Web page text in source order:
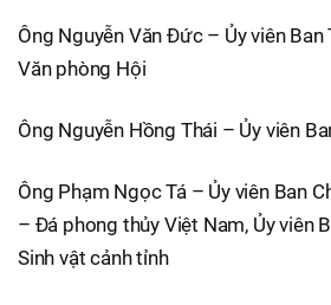
Ông Nguyễn Văn Đức – Ủy viên Ban
Văn phòng Hội
Ông Nguyễn Hồng Thái – Ủy viên
Ông Phạm Ngọc Tá – Ủy viên Ban
– Đá phong thủy Việt Nam, Ủy viên
Sinh vật cảnh tỉnh